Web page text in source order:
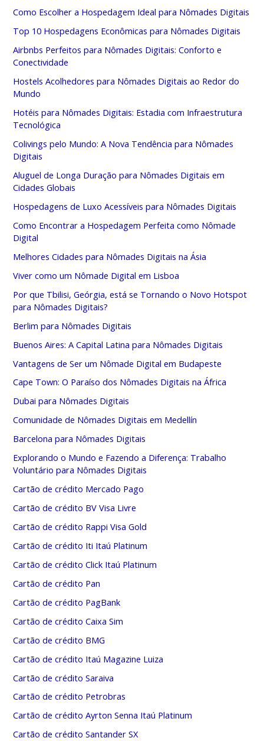
Como Escolher a Hospedagem Ideal para Nômades Digitais
Top 10 Hospedagens Econômicas para Nômades Digitais
Airbnbs Perfeitos para Nômades Digitais: Conforto e
Conectividade
Hostels Acolhedores para Nômades Digitais ao Redor do
Mundo
Hotéis para Nômades Digitais: Estadia com Infraestrutura
Tecnológica
Colivings pelo Mundo: A Nova Tendência para Nômades
Digitais
Aluguel de Longa Duração para Nômades Digitais em
Cidades Globais
Hospedagens de Luxo Acessíveis para Nômades Digitais
Como Encontrar a Hospedagem Perfeita como Nômade
Digital
Melhores Cidades para Nômades Digitais na Ásia
Viver como um Nômade Digital em Lisboa
Por que Tbilisi, Geórgia, está se Tornando o Novo Hotspot
para Nômades Digitais?
Berlim para Nômades Digitais
Buenos Aires: A Capital Latina para Nômades Digitais
Vantagens de Ser um Nômade Digital em Budapeste
Cape Town: O Paraíso dos Nômades Digitais na África
Dubai para Nômades Digitais
Comunidade de Nômades Digitais em Medellín
Barcelona para Nômades Digitais
Explorando o Mundo e Fazendo a Diferença: Trabalho
Voluntário para Nômades Digitais
Cartão de crédito Mercado Pago
Cartão de crédito BV Visa Livre
Cartão de crédito Rappi Visa Gold
Cartão de crédito Iti Itaú Platinum
Cartão de crédito Click Itaú Platinum
Cartão de crédito Pan
Cartão de crédito PagBank
Cartão de crédito Caixa Sim
Cartão de crédito BMG
Cartão de crédito Itaú Magazine Luiza
Cartão de crédito Saraiva
Cartão de crédito Petrobras
Cartão de crédito Ayrton Senna Itaú Platinum
Cartão de crédito Santander SX